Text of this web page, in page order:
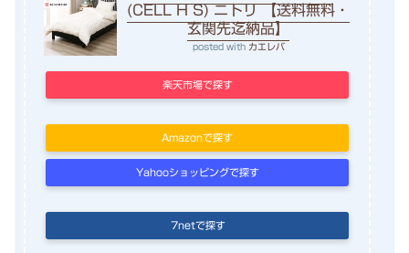
(CELL H S) ニトリ 【送料無料・
玄関先迄納品】
posted with カエレバ
楽天市場で探す
Amazonで探す
Yahooショッピングで探す
7netで探す